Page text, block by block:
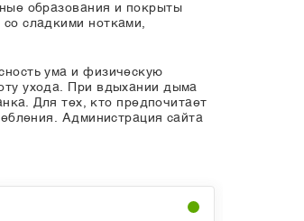
образования и покрыты
сладкими нотками,
ума и физическую
ухода. При вдыхании дыма
Для тех, кто предпочитает
Администрация сайта